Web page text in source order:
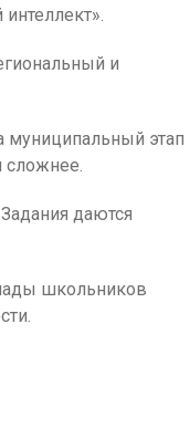
и
муниципальный этап
сложнее.
даются
школьников